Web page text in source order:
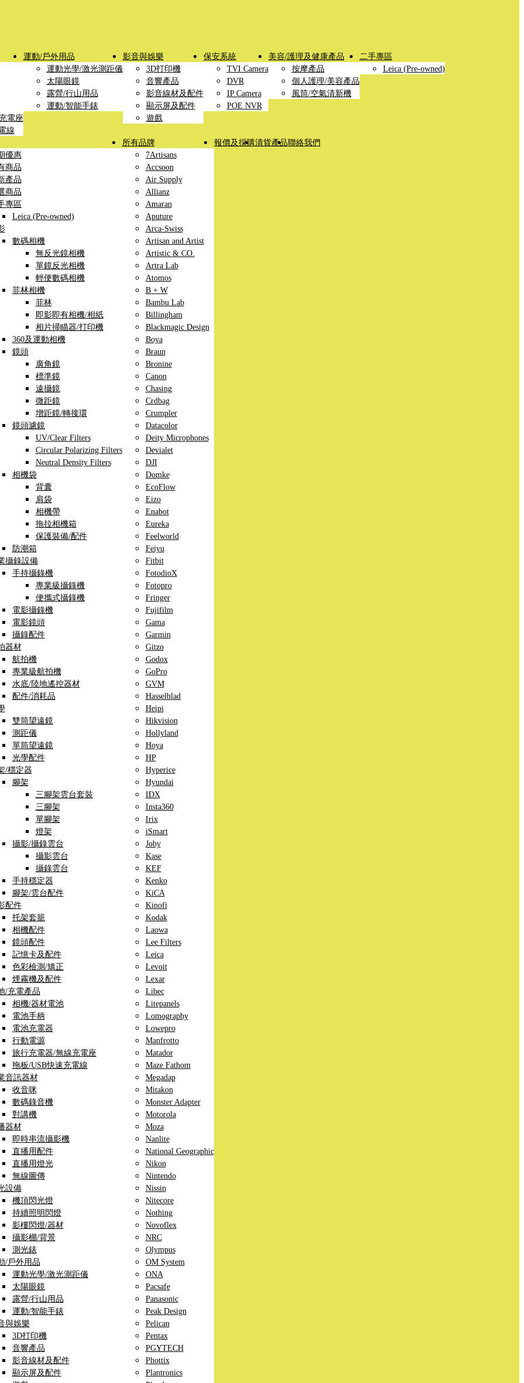
電座
線
運動/戶外用品
運動光學/激光測距儀
太陽眼鏡
露營/行山用品
運動/智能手錶
影音與娛樂
3D打印機
音響產品
影音線材及配件
顯示屏及配件
遊戲
保安系統
TVI Camera
DVR
IP Camera
POE NVR
美容/護理及健康產品
按摩產品
個人護理/美容產品
風筒/空氣清新機
二手專區
Leica (Pre-owned)
優惠
商品
產品
商品
專區
Leica (Pre-owned)
數碼相機
無反光鏡相機
單鏡反光相機
輕便數碼相機
菲林相機
菲林
即影即有相機/相紙
相片掃瞄器/打印機
360及運動相機
鏡頭
廣角鏡
標準鏡
遠攝鏡
微距鏡
增距鏡/轉接環
鏡頭濾鏡
UV/Clear Filters
Circular Polarizing Filters
Neutral Density Filters
相機袋
背囊
肩袋
相機帶
拖拉相機箱
保護裝備/配件
防潮箱
攝錄設備
手持攝錄機
專業級攝錄機
便攜式攝錄機
電影攝錄機
電影鏡頭
攝錄配件
器材
航拍機
專業級航拍機
水底/陸地遙控器材
配件/消耗品
雙筒望遠鏡
測距儀
單筒望遠鏡
光學配件
/穩定器
腳架
三腳架雲台套裝
三腳架
單腳架
燈架
攝影/攝錄雲台
攝影雲台
攝錄雲台
手持穩定器
腳架/雲台配件
配件
托架套籠
相機配件
鏡頭配件
記憶卡及配件
色彩檢測/矯正
煙霧機及配件
/充電產品
相機/器材電池
電池手柄
電池充電器
行動電源
旅行充電器/無線充電座
拖板/USB快速充電線
音訊器材
收音咪
數碼錄音機
對講機
器材
即時串流攝影機
直播用配件
直播用燈光
無線圖傳
設備
機頂閃光燈
持續照明閃燈
影樓閃燈/器材
攝影棚/背景
測光錶
/戶外用品
運動光學/激光測距儀
太陽眼鏡
露營/行山用品
運動/智能手錶
與娛樂
3D打印機
音響產品
影音線材及配件
顯示屏及配件
所有品牌
7Artisans
Accsoon
Air Supply
Allianz
Amaran
Aputure
Arca-Swiss
Artisan and Artist
Artistic & CO.
Artra Lab
Atomos
B + W
Bambu Lab
Billingham
Blackmagic Design
Boya
Braun
Bronine
Canon
Chasing
Crdbag
Crumpler
Datacolor
Deity Microphones
Devialet
DJI
Domke
EcoFlow
Eizo
Enabot
Eureka
Feelworld
Feiyu
Fitbit
FotodioX
Fotopro
Fringer
Fujifilm
Gama
Garmin
Gitzo
Godox
GoPro
GVM
Hasselblad
Heipi
Hikvision
Hollyland
Hoya
HP
Hyperice
Hyundai
IDX
Insta360
Irix
iSmart
Joby
Kase
KEF
Kenko
KiCA
Kinofi
Kodak
Laowa
Lee Filters
Leica
Levoit
Lexar
Libec
Litepanels
Lomography
Lowepro
Manfrotto
Matador
Maze Fathom
Megadap
Mitakon
Monster Adapter
Motorola
Moza
Nanlite
National Geographic
Nikon
Nintendo
Nissin
Nitecore
Nothing
Novoflex
NRC
Olympus
OM System
ONA
Pacsafe
Panasonic
Peak Design
Pelican
Pentax
PGYTECH
Phottix
Plantronics
報價及採購清貨產品聯絡我們